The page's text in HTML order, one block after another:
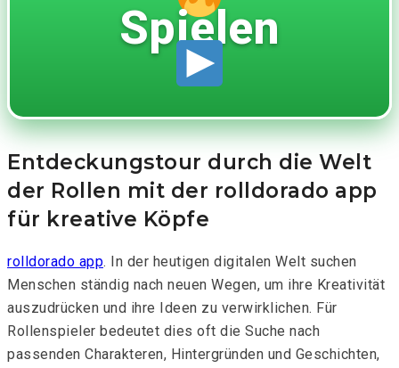
Spielen
Entdeckungstour durch die Welt
der Rollen mit der rolldorado app
für kreative Köpfe
rolldorado app. In der heutigen digitalen Welt suchen
Menschen ständig nach neuen Wegen, um ihre Kreativität
auszudrücken und ihre Ideen zu verwirklichen. Für
Rollenspieler bedeutet dies oft die Suche nach
passenden Charakteren, Hintergründen und Geschichten,